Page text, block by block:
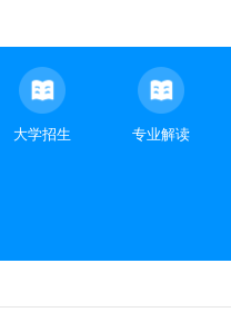
大学招生 专业解读